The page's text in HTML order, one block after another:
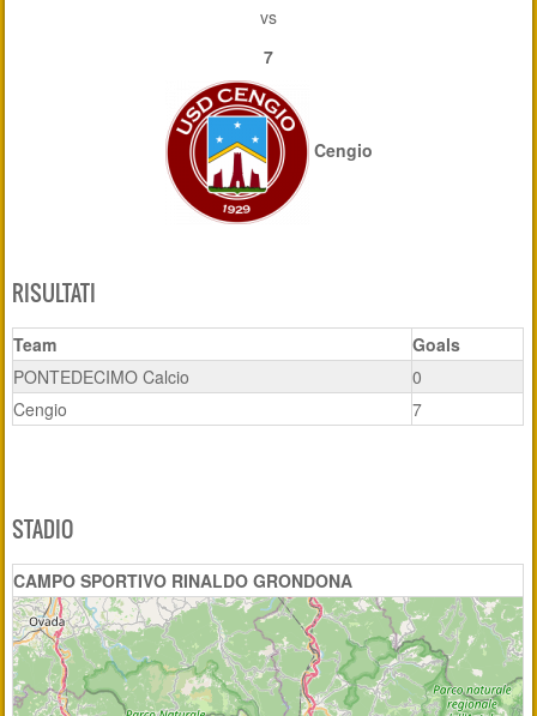
vs
7
Cengio
RISULTATI
Team
Goals
PONTEDECIMO Calcio
0
Cengio
7
STADIO
CAMPO SPORTIVO RINALDO GRONDONA